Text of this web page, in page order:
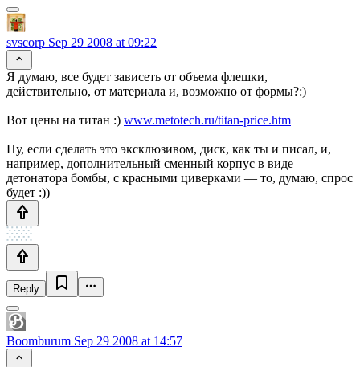
svscorp Sep 29 2008 at 09:22
Я думаю, все будет зависеть от объема флешки,
действительно, от материала и, возможно от формы?:)
Вот цены на титан :) www.metotech.ru/titan-price.htm
Ну, если сделать это эксклюзивом, диск, как ты и писал, и,
например, дополнительный сменный корпус в виде
детонатора бомбы, с красными циверками — то, думаю, спрос
будет :))
Reply
Boomburum Sep 29 2008 at 14:57